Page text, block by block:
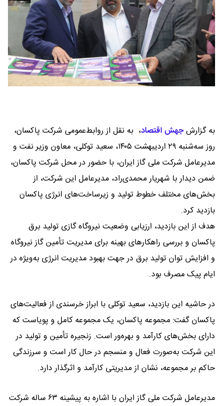
به گزارشجهش اقتصاد، به نقل از روابط‌عمومی شرکت پاکسان،
روز سه‌شنبه ۲۹ اردیبهشت ۱۴۰۵، سعید توکلی، معاون وزیر نفت و
مدیرعامل شرکت ملی گاز ایران، با حضور در محل شرکت پاکسان،
ضمن دیدار با شهریار محمدی‌راد، مدیرعامل این شرکت، از
بخش‌های مختلف خطوط تولید و زیرساخت‌های انرژی پاکسان
بازدید کرد.
هدف از این بازدید، ارزیابی وضعیت نیروگاه گازی تولید برق
پاکسان و بررسی راهکارهای بهینه برای مدیریت تأمین گاز نیروگاه
و افزایش توان تولید برق در جهت بهبود مدیریت انرژی به‌ویژه در
ایام پیک مصرف بود.
در حاشیه این بازدید، سعید توکلی با ابراز خرسندی از فعالیت‌های
پاکسان گفت: مجموعه پاکسان، یک مجموعه کامل و پویاست که
دارای بخش‌های کارآمد و بهره‌ور است. زنجیره تأمین و تولید در
این شرکت به‌صورت فعال و منسجم در حال کار است و سرزندگی
حاکم بر مجموعه، نشان از مدیریتی کارآمد و اثرگذار دارد.
مدیرعامل شرکت ملی گاز ایران با اشاره به پیشینه ۶۳ ساله شرکت